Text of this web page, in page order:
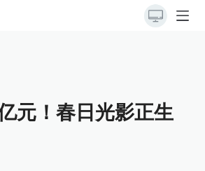
元！春日光影正生